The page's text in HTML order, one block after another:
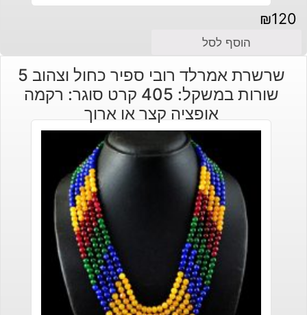
₪120
הוסף לסל
שרשרת אמרלד רובי ספיר כחול וצהוב 5
שורות במשקל: 405 קרט סוגר: רקמה
אופציה קצר או ארוך